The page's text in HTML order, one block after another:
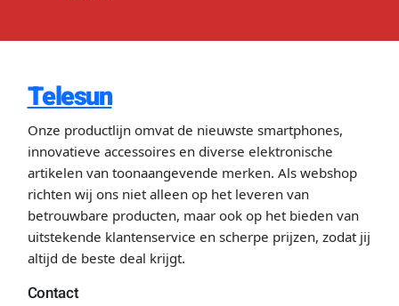
Telesun
Onze productlijn omvat de nieuwste smartphones,
innovatieve accessoires en diverse elektronische
artikelen van toonaangevende merken. Als webshop
richten wij ons niet alleen op het leveren van
betrouwbare producten, maar ook op het bieden van
uitstekende klantenservice en scherpe prijzen, zodat jij
altijd de beste deal krijgt.
Contact